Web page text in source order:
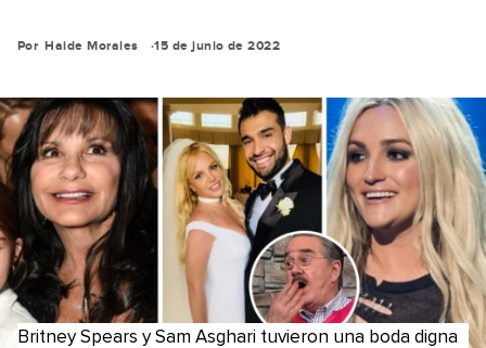
Por Haide Morales 15 de junio de 2022
Britney Spears y Sam Asghari tuvieron una boda digna